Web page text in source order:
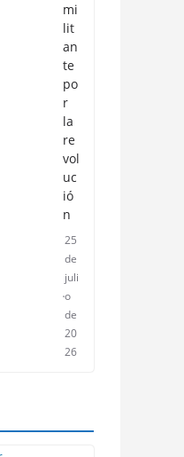
mi
lit
an
te
po
r
la
re
vol
uc
ió
n
25
de
juli
o
de
20
26